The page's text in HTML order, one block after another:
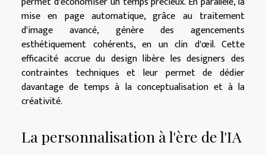
mise en page automatique, grâce au traitement
d'image avancé, génère des agencements
esthétiquement cohérents, en un clin d'œil. Cette
efficacité accrue du design libère les designers des
contraintes techniques et leur permet de dédier
davantage de temps à la conceptualisation et à la
créativité.
La personnalisation à l'ère de l'IA